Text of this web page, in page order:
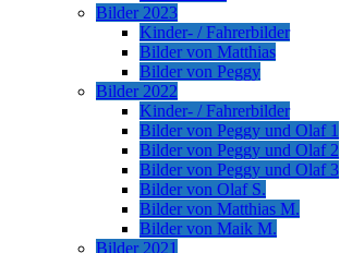
Bilder 2023
Kinder- / Fahrerbilder
Bilder von Matthias
Bilder von Peggy
Bilder 2022
Kinder- / Fahrerbilder
Bilder von Peggy und Olaf 1
Bilder von Peggy und Olaf 2
Bilder von Peggy und Olaf 3
Bilder von Olaf S.
Bilder von Matthias M.
Bilder von Maik M.
Bilder 2021